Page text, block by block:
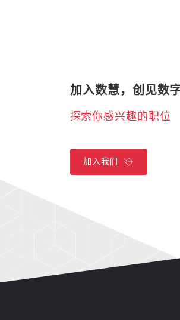
加入数慧，创见数
探索你感兴趣的职位
加入我们